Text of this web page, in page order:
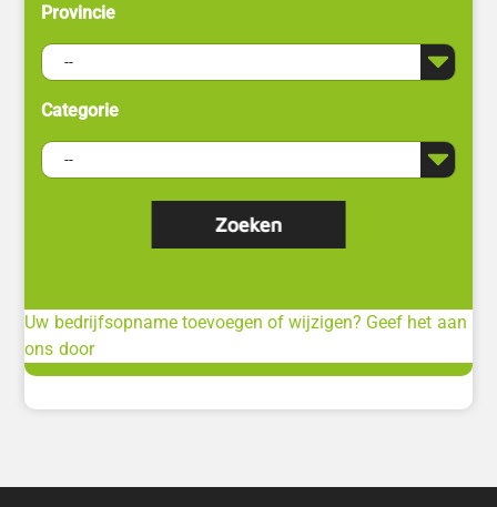
Provincie
Categorie
Uw bedrijfsopname toevoegen of wijzigen? Geef het aan
ons door